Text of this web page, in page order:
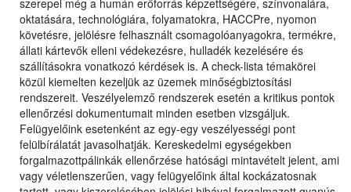
szerepel még a humán erőforrás képzettségére, színvonalára,
oktatására, technológiára, folyamatokra, HACCPre, nyomon
követésre, jelölésre felhasznált csomagolóanyagokra, termékre,
állati kártevők elleni védekezésre, hulladék kezelésére és
szállításokra vonatkozó kérdések is. A check-lista témakörei
közül kiemelten kezeljük az üzemek minőségbiztosítási
rendszereit. Veszélyelemző rendszerek esetén a kritikus pontok
ellenőrzési dokumentumait minden esetben vizsgáljuk.
Felügyelőink esetenként az egy-egy veszélyességi pont
felülbírálatát javasolhatják. Kereskedelmi egységekben
forgalmazottpálinkák ellenőrzése hatósági mintavételt jelent, ami
vagy véletlenszerűen, vagy felügyelőink által kockázatosnak